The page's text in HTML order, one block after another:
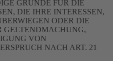
GRÜNDE FÜR DIE
DIE IHRE INTERESSEN,
ODER DIE
GELTENDMACHUNG,
VON
NACH ART. 21